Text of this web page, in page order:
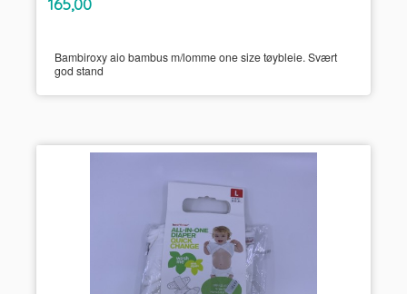
mva.
Bambiroxy aio bambus m/lomme one size tøybleie. Svært
god stand